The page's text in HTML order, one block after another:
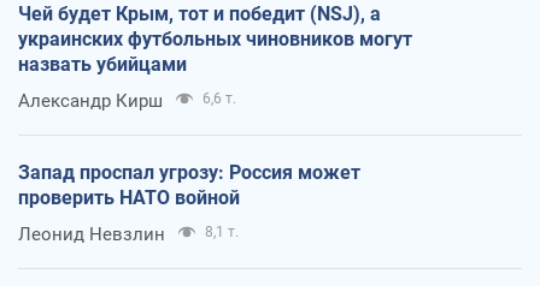
Чей будет Крым, тот и победит (NSJ), а
украинских футбольных чиновников могут
назвать убийцами
Александр Кирш 6,6 т.
Запад проспал угрозу: Россия может
проверить НАТО войной
Леонид Невзлин 8,1 т.